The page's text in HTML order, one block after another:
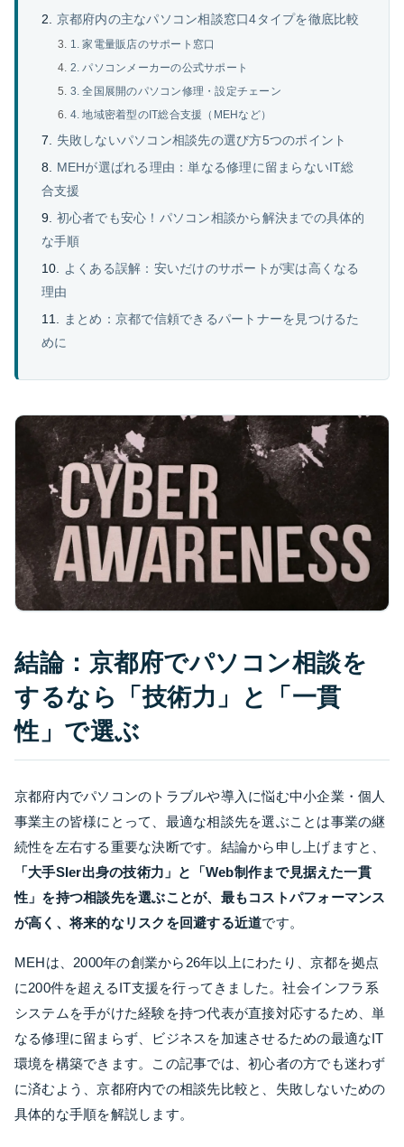
京都府内の主なパソコン相談窓口4タイプを徹底比較
1. 家電量販店のサポート窓口
2. パソコンメーカーの公式サポート
3. 全国展開のパソコン修理・設定チェーン
4. 地域密着型のIT総合支援（MEHなど）
失敗しないパソコン相談先の選び方5つのポイント
MEHが選ばれる理由：単なる修理に留まらないIT総
合支援
初心者でも安心！パソコン相談から解決までの具体的
な手順
よくある誤解：安いだけのサポートが実は高くなる
理由
まとめ：京都で信頼できるパートナーを見つけるた
めに
結論：京都府でパソコン相談を
するなら「技術力」と「一貫
性」で選ぶ
京都府内でパソコンのトラブルや導入に悩む中小企業・個人
事業主の皆様にとって、最適な相談先を選ぶことは事業の継
続性を左右する重要な決断です。結論から申し上げますと、
「大手SIer出身の技術力」と「Web制作まで見据えた一貫
性」を持つ相談先を選ぶことが、最もコストパフォーマンス
が高く、将来的なリスクを回避する近道です。
MEHは、2000年の創業から26年以上にわたり、京都を拠点
に200件を超えるIT支援を行ってきました。社会インフラ系
システムを手がけた経験を持つ代表が直接対応するため、単
なる修理に留まらず、ビジネスを加速させるための最適なIT
環境を構築できます。この記事では、初心者の方でも迷わず
に済むよう、京都府内での相談先比較と、失敗しないための
具体的な手順を解説します。